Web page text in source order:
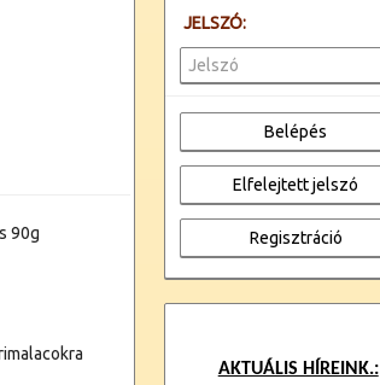
90g
JELSZÓ:
AKTUÁLIS HÍREINK.: